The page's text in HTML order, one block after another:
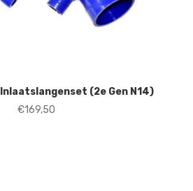
(2e Gen N14)
€169,50